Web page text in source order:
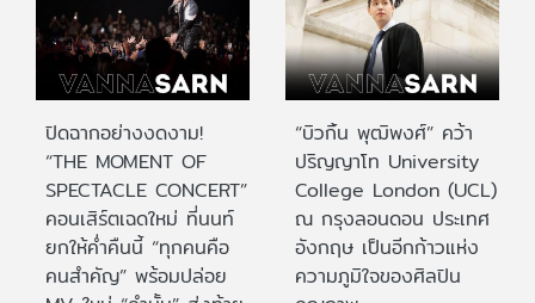
ปิดฉากอย่างงดงาม!
“THE MOMENT OF
SPECTACLE CONCERT”
คอนเสิร์ตเฉดใหม่ ที่นนท์
ยกให้ค่ำคืนนี้ “ทุกคนคือ
คนสำคัญ” พร้อมปล่อย
“บิวกิ้น พุฒิพงศ์” คว้า
ปริญญาโท University
College London (UCL)
ณ กรุงลอนดอน ประเทศ
อังกฤษ เป็นอีกก้าวแห่ง
ความภูมิใจของศิลปิน